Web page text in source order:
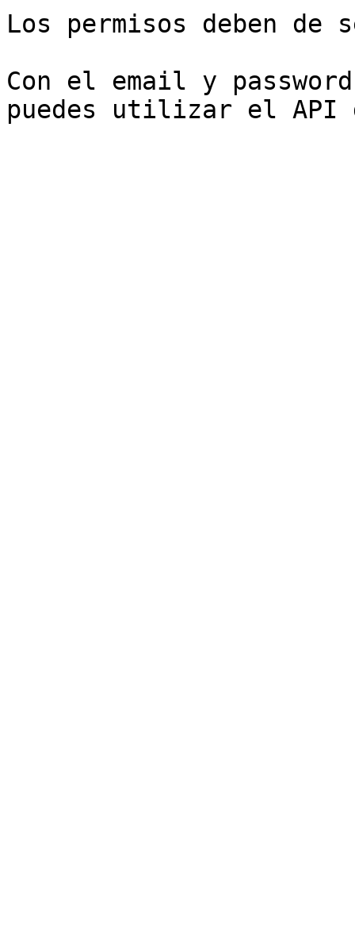
Los permisos deben
Con el email y